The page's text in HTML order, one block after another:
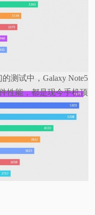
测试中，Galaxy Note5
性能，都是现今手机顶